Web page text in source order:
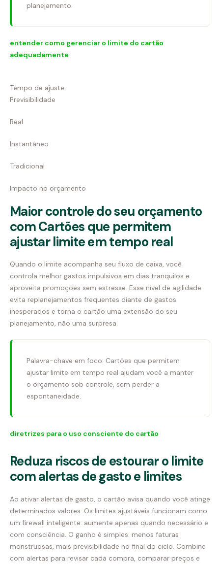
planejamento.
entender como gerenciar o limite do cartão
adequadamente
Tempo de ajuste
Previsibilidade
Real
Instantâneo
Tradicional
Impacto no orçamento
Maior controle do seu orçamento
com Cartões que permitem
ajustar limite em tempo real
Quando o limite acompanha seu fluxo de caixa, você
controla melhor gastos impulsivos em dias tranquilos e
aproveita promoções sem estresse. Esse nível de agilidade
evita replanejamentos frequentes diante de gastos
inesperados e torna o cartão uma extensão do seu
planejamento, não uma surpresa.
Palavra-chave em foco: Cartões que permitem
ajustar limite em tempo real ajudam você a manter
o orçamento sob controle, sem perder a
espontaneidade.
diretrizes para o uso consciente do cartão
Reduza riscos de estourar o limite
com alertas de gasto e limites
Ao ativar alertas de gasto, o cartão avisa quando você atinge
determinados valores. Os limites ajustáveis funcionam como
um firewall inteligente: aumente apenas quando necessário e
com consciência. O ganho é simples: menos faturas
monstruosas, mais previsibilidade no final do ciclo. Combine
com alertas para revisar cada compra, comparar preços e